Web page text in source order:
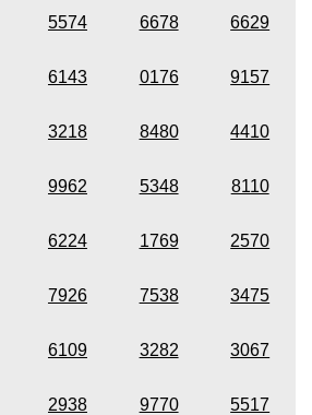
5574 6678 6629
6143 0176 9157
3218 8480 4410
9962 5348 8110
6224 1769 2570
7926 7538 3475
6109 3282 3067
2938 9770 5517